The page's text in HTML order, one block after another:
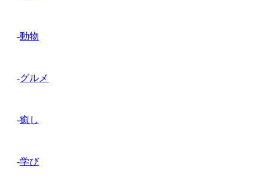
-動物
-グルメ
-癒し
-学び